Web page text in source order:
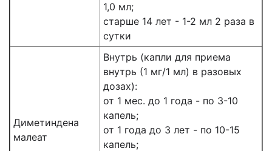
1,0 мл;
старше 14 лет - 1-2 мл 2 раза в
сутки
Диметиндена
малеат
Внутрь (капли для приема
внутрь (1 мг/1 мл) в разовых
дозах):
от 1 мес. до 1 года - по 3-10
капель;
от 1 года до 3 лет - по 10-15
капель;